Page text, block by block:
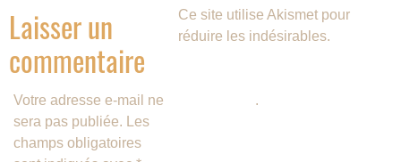
Laisser un
commentaire
Votre adresse e-mail ne
sera pas publiée.
Les
champs obligatoires
Ce site utilise Akismet pour
réduire les indésirables.
.